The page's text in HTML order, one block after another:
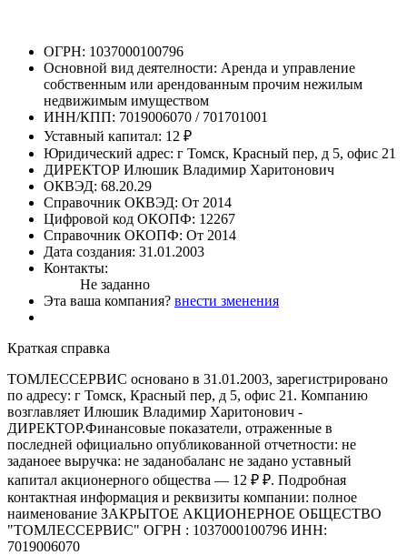
ОГРН: 1037000100796
Основной вид деятелности: Аренда и управление
собственным или арендованным прочим нежилым
недвижимым имуществом
ИНН/КПП: 7019006070 / 701701001
Уставный капитал: 12 ₽
Юридический адрес: г Томск, Красный пер, д 5, офис 21
ДИРЕКТОР Илюшик Владимир Харитонович
ОКВЭД: 68.20.29
Справочник ОКВЭД: От 2014
Цифровой код ОКОПФ: 12267
Справочник ОКОПФ: От 2014
Дата создания: 31.01.2003
Контакты:
Не заданно
Эта ваша компания? внести зменения
Краткая справка
ТОМЛЕССЕРВИС основано в 31.01.2003, зарегистрировано
по адресу: г Томск, Красный пер, д 5, офис 21. Компанию
возглавляет Илюшик Владимир Харитонович -
ДИРЕКТОР.Финансовые показатели, отраженные в
последней официально опубликованной отчетности: не
заданоее выручка: не заданобаланс не задано уставный
капитал акционерного общества — 12 ₽ ₽. Подробная
контактная информация и реквизиты компании: полное
наименование ЗАКРЫТОЕ АКЦИОНЕРНОЕ ОБЩЕСТВО
"ТОМЛЕССЕРВИС" ОГРН : 1037000100796 ИНН:
7019006070